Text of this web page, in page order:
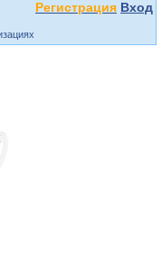
Регистрация Вход